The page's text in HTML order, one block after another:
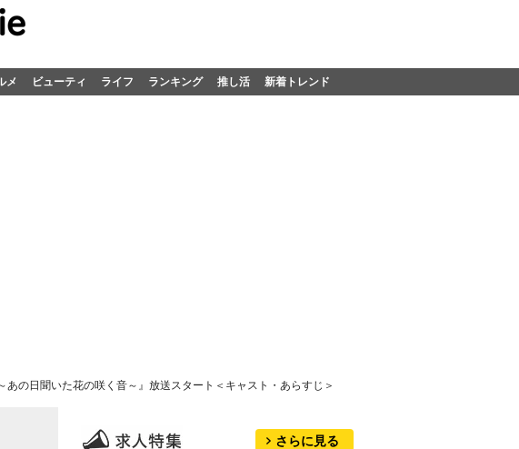
メ ビューティ ライフ ランキング 推し活 新着トレンド
の日聞いた花の咲く音～』放送スタート＜キャスト・あらすじ＞
さらに見る